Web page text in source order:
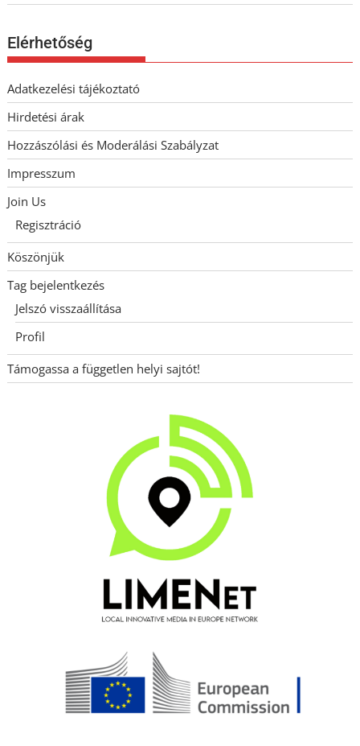
Elérhetőség
Adatkezelési tájékoztató
Hirdetési árak
Hozzászólási és Moderálási Szabályzat
Impresszum
Join Us
Regisztráció
Köszönjük
Tag bejelentkezés
Jelszó visszaállítása
Profil
Támogassa a független helyi sajtót!